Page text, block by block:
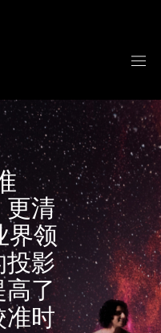
更清
界领
投影
高了
准时